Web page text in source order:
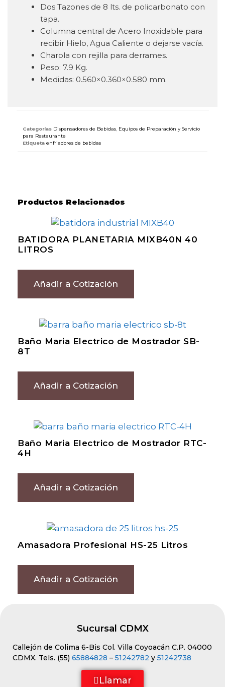
Dos Tazones de 8 lts. de policarbonato con
tapa.
Columna central de Acero Inoxidable para
recibir Hielo, Agua Caliente o dejarse vacía.
Charola con rejilla para derrames.
Peso: 7.9 Kg.
Medidas: 0.560×0.360×0.580 mm.
Categorías Dispensadores de Bebidas Equipos de Preparación y Servicio
para Restaurante
Etiqueta enfriadores de bebidas
Productos Relacionados
BATIDORA PLANETARIA MIXB40N 40
LITROS
Añadir a Cotización
Baño Maria Electrico de Mostrador SB-
8T
Añadir a Cotización
Baño Maria Electrico de Mostrador RTC-
4H
Añadir a Cotización
Amasadora Profesional HS-25 Litros
Añadir a Cotización
Sucursal CDMX
Callejón de Colima 6-Bis Col. Villa Coyoacán C.P. 04000
CDMX. Tels. (55) 65884828 – 51242782 y 51242738
Llamar